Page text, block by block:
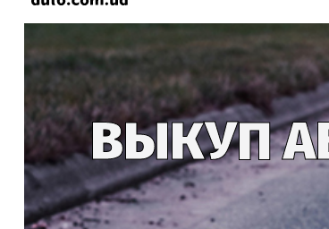
ВЫКУП